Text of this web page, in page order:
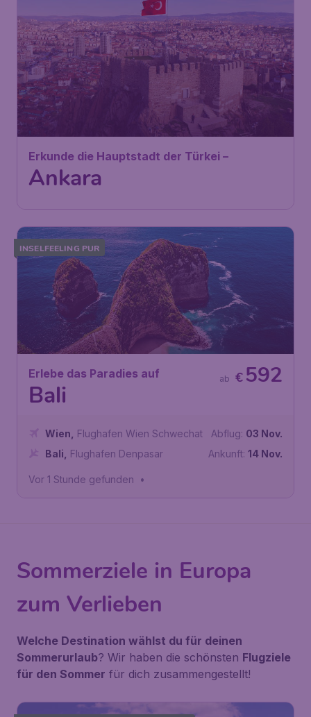
Erkunde die Hauptstadt der
Türkei –
Ankara
€145
ab
SchwechatFlughafen Ankara-
Esenboğa
INSELFEELING PUR
Erlebe das Paradies auf
Bali
€ 592
ab
Wien
Flughafen Wien Schwechat
Bali
Flughafen Denpasar
Abflug: 03 Nov.
Ankunft: 14 Nov.
Vor 1 Stunde gefunden •
Sommerziele in Europa
zum Verlieben
Welche Destination wählst du für deinen
Sommerurlaub? Wir haben die schönsten Flugziele
für den Sommer für dich zusammengestellt!